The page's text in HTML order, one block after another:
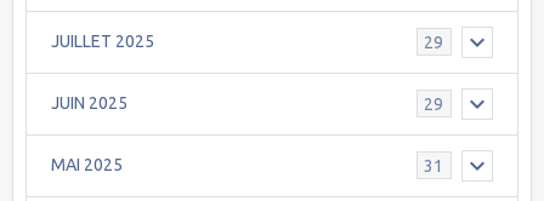
JUILLET 2025 29
JUIN 2025 29
MAI 2025 31